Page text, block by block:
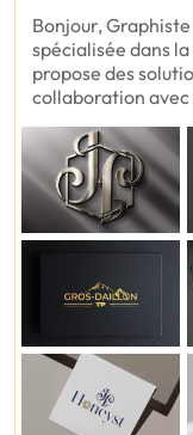
Bonjour,
spécialisée dans
propose des
collaboration avec